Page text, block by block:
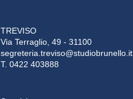
TREVISO
Via Terraglio, 49 - 31100
segreteria.treviso@studiobrunello.it
T. 0422 403888